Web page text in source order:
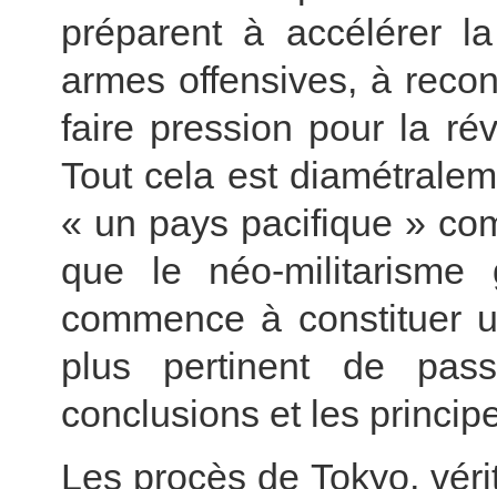
préparent à accélérer
armes offensives, à
faire pression pour la
Tout cela est
« un pays pacifique »
que le néo-
commence à constituer
plus pertinent de
conclusions et les
Les procès de Tokyo,